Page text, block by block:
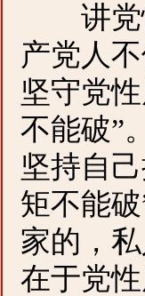
讲党性
产党人
坚守党
不能破”
坚持自
矩不能
家的，
在于党性